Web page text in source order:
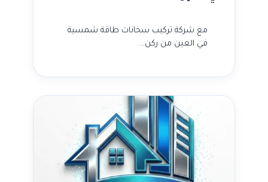
مع شركة تركيب سخانات طاقة شمسية
في العين من ركن…